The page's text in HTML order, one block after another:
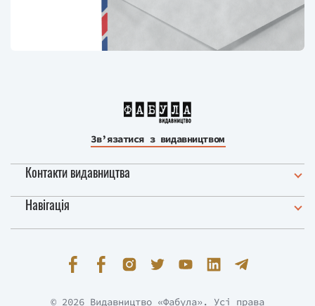
Зв’язатися з видавництвом
Контакти видавництва
Навігація
© 2026 Видавництво «Фабула». Усі права